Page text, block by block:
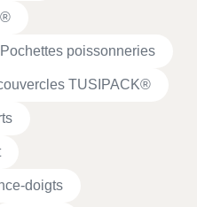
Pochettes poissonneries
TUSIPACK®
doigts